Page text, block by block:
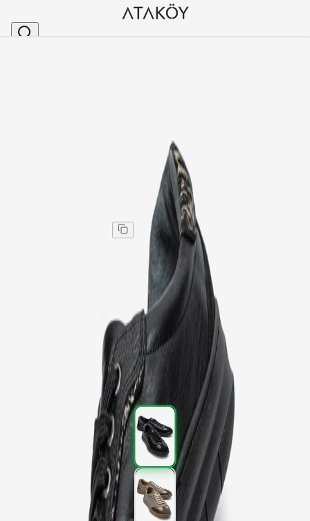
Kadın Hakiki Deri Günlük Spor Sneaker Ayakkabı
Kadın Hakiki Deri Günlük Spor Sneaker Ayakkabı
3.995,00 TL %